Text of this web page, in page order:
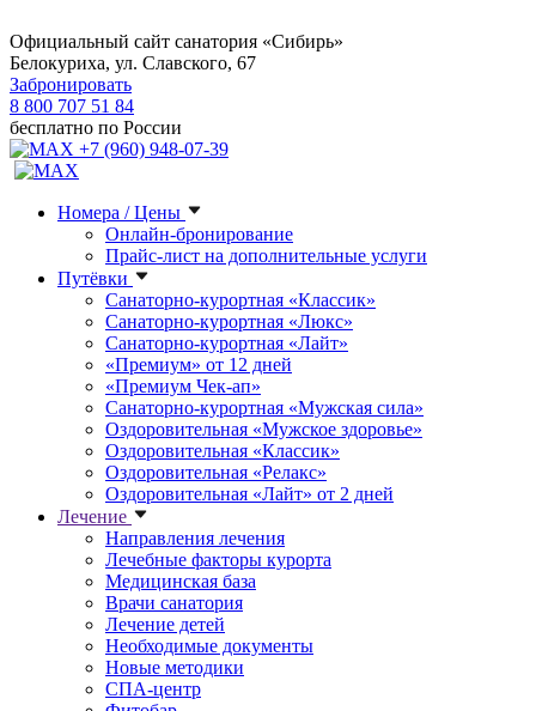
Официальный сайт санатория «Сибирь»
Белокуриха, ул. Славского, 67
Забронировать
8 800 707 51 84
бесплатно по России
+7 (960) 948-07-39
Номера / Цены
Онлайн-бронирование
Прайс-лист на дополнительные услуги
Путёвки
Санаторно-курортная «Классик»
Санаторно-курортная «Люкс»
Санаторно-курортная «Лайт»
«Премиум» от 12 дней
«Премиум Чек-ап»
Санаторно-курортная «Мужская сила»
Оздоровительная «Мужское здоровье»
Оздоровительная «Классик»
Оздоровительная «Релакс»
Оздоровительная «Лайт» от 2 дней
Лечение
Направления лечения
Лечебные факторы курорта
Медицинская база
Врачи санатория
Лечение детей
Необходимые документы
Новые методики
СПА-центр